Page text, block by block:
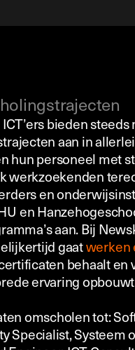
bieden
aan in
hun personeel met
werkzoekenden
en
en
aan. Bij
gaatwerken
behaalt en
ervaring
omscholen tot:
Specialist, Systeem